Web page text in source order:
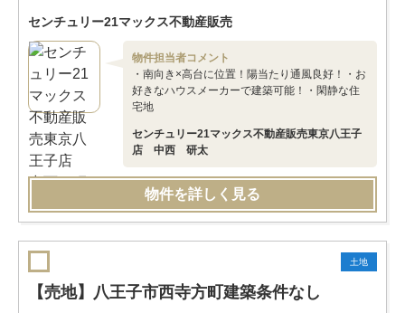
センチュリー21マックス不動産販売
物件担当者コメント
・南向き×高台に位置！陽当たり通風良好！・お
好きなハウスメーカーで建築可能！・閑静な住
宅地
センチュリー21マックス不動産販売東京八王子
店 中西 研太
物件を詳しく見る
土地
【売地】八王子市西寺方町建築条件なし